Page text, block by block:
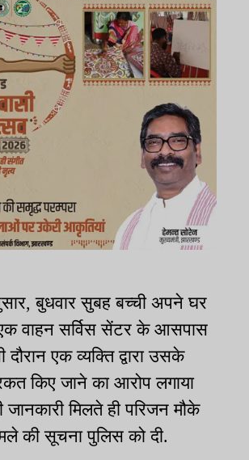
बुधवार सुबह बच्ची अपने घर
वाहन सर्विस सेंटर के आसपास
एक व्यक्ति द्वारा उसके
किए जाने का आरोप लगाया
मिलते ही परिजन मौके
की सूचना पुलिस को दी.